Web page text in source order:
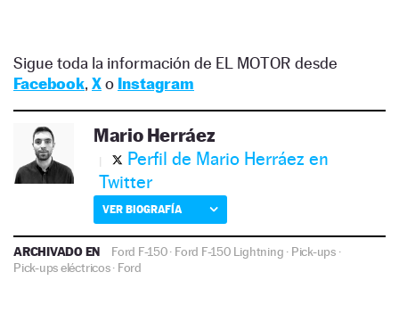
Sigue toda la información de EL MOTOR desde
Facebook, Xo Instagram
Mario Herráez
Perfil de Mario Herráez en
Twitter
VER BIOGRAFÍA
ARCHIVADO EN Ford F-150· Ford F-150 Lightning · Pick-ups·
Pick-ups eléctricos· Ford